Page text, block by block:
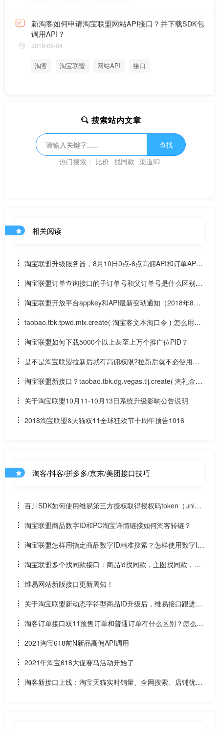
新淘客如何申请淘宝联盟网站API接口？并下载SDK包
调用API？
2018-08-04
淘客 淘宝联盟 网站API 接口
搜索站内文章
查找
热门搜索： 比价 找同款 渠道ID
相关阅读
淘宝联盟升级服务器，8月10日0点-6点高佣API和订单API
调用将会有超时影响
淘宝联盟订单查询接口的子订单号和父订单号是什么区别？
怎样区分每个订单
淘宝联盟开放平台appkey和API最新变动通知（2018年8月1
7日）taobao.tbk.tpwd.mix.create( 淘宝客文本淘口令 ) 怎么用？
能防止微信封号么？
淘宝联盟如何下载5000个以上甚至上万个推广位PID？
是不是淘宝联盟拉新后就有高佣权限?拉新后就不必使用高
佣API接口？拉新和高佣金接口什么关系区别？
淘宝联盟新接口？taobao.tbk.dg.vegas.tlj.create( 淘礼金创
建 )关于淘宝联盟10月11-10月13日系统升级影响公告说明
2018淘宝联盟&天猫双11全球狂欢节十周年预告1016
淘客/抖客/拼多多/京东/美团接口技巧
百川SDK如何使用维易第三方授权取得授权码token（uniap
p）淘宝联盟商品数字ID和PC淘宝详情链接如何淘客转链？
淘宝联盟怎样用指定商品数字ID精准搜索？怎样使用数字ID
和场景ID2转链？
淘宝联盟多个找同款接口：商品id找同款，主图找同款，SK
U找同款
维易网站新版接口更新周知！
关于淘宝联盟新动态字符型商品ID升级后，维易接口跟进情
况和API调用说明
淘客订单接口双11预售订单和普通订单有什么区别？怎么区
分是淘客双11预售订单是否已付尾款？预售中支付了定金的宝
贝该如何计算佣金
2021淘宝618前N新品高佣API调用
2021年淘宝618大促赛马活动开始了
淘客新接口上线：淘宝天猫实时销量、全网搜索、店铺优惠